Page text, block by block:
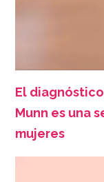
El
Munn es una
mujeres